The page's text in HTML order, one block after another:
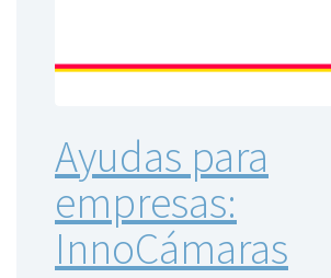
Ayudas para
empresas:
InnoCámaras